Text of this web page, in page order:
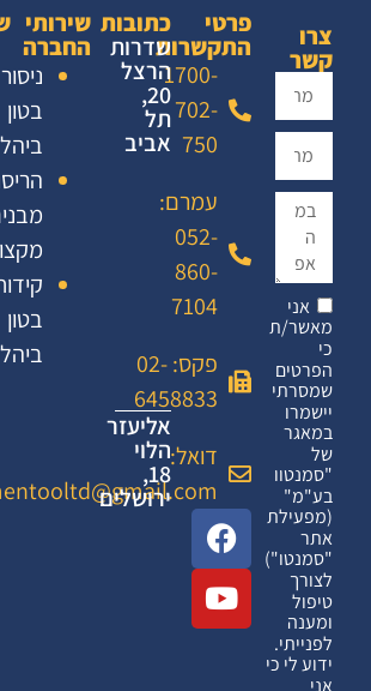
צרו
קשר
אני
מאשר/ת
הפרטים
שמסרתי
יישמרו
במאגר
"סמנטוו
בע"מ"
(מפעילת
אתר
"סמנטו")
לצורך
טיפול
ומענה
לפנייתי.
ידוע לי כי
פרטי
התקשרות
1700-
702-
750
עמרם:
052-
860-
7104
פקס: 02-
6458833
דואל:
כתובות
שדרות
הרצל
20,
תל
אביב
אליעזר
הלוי
18,
ירושלים
שירותי
החברה
ניסור
בטון
ביהלום
הריסת
מבנים
קידוח
בטון
ביהלום